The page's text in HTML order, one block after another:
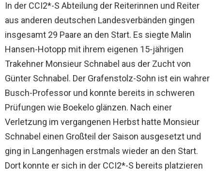
In der CCI2*-S Abteilung der Reiterinnen und Reiter
aus anderen deutschen Landesverbänden gingen
insgesamt 29 Paare an den Start. Es siegte Malin
Hansen-Hotopp mit ihrem eigenen 15-jährigen
Trakehner Monsieur Schnabel aus der Zucht von
Günter Schnabel. Der Grafenstolz-Sohn ist ein wahrer
Busch-Professor und konnte bereits in schweren
Prüfungen wie Boekelo glänzen. Nach einer
Verletzung im vergangenen Herbst hatte Monsieur
Schnabel einen Großteil der Saison ausgesetzt und
ging in Langenhagen erstmals wieder an den Start.
Dort konnte er sich in der CCI2*-S bereits platzieren